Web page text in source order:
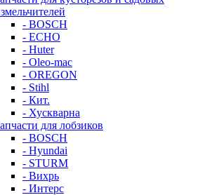
- BOSCH
- ECHO
- Huter
- Oleo-mac
- OREGON
- Stihl
- Кит.
- Хускварна
для лобзиков
- BOSCH
- Hyundai
- STURM
- Вихрь
- Интерс